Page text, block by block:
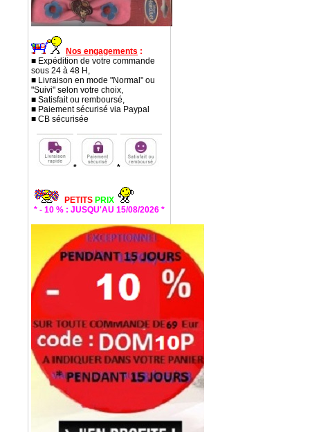
Nos engagements :
■ Expédition de votre commande
sous 24 à 48 H,
■ Livraison en mode "Normal" ou
"Suivi" selon votre choix,
■ Satisfait ou remboursé,
■ Paiement sécurisé via Paypal
■ CB sécurisée
* *
PETITS PRIX
* - 10 % : JUSQU'AU 15/08/2026 *